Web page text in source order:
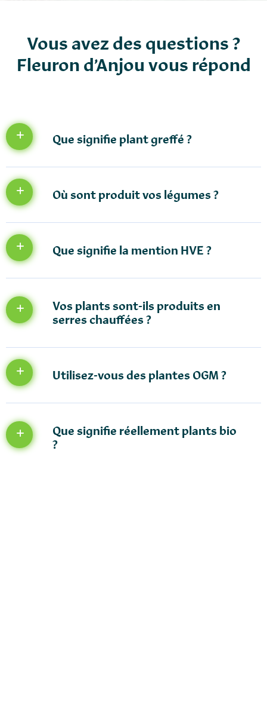
Vous avez des questions ?
Fleuron d’Anjou vous répond
Que signifie plant greffé ?
Où sont produit vos légumes ?
Que signifie la mention HVE ?
Vos plants sont-ils produits en
serres chauffées ?
Utilisez-vous des plantes OGM ?
Que signifie réellement plants bio
?